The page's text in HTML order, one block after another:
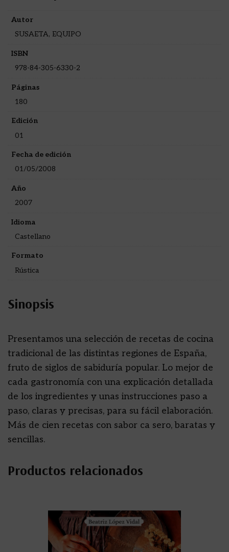
Autor
SUSAETA, EQUIPO
ISBN
978-84-305-6330-2
Páginas
180
Edición
01
Fecha de edición
01/05/2008
Año
2007
Idioma
Castellano
Formato
Rústica
Sinopsis
Presentamos una selección de recetas de cocina
tradicional de las distintas regiones de España,
fruto de siglos de sabiduría popular. Lo mejor de
cada gastronomía con una explicación detallada
de los ingredientes y unas instrucciones paso a
paso, claras y precisas, para su fácil elaboración.
Más de cien recetas con sabor ca sero, baratas y
sencillas.
Productos relacionados